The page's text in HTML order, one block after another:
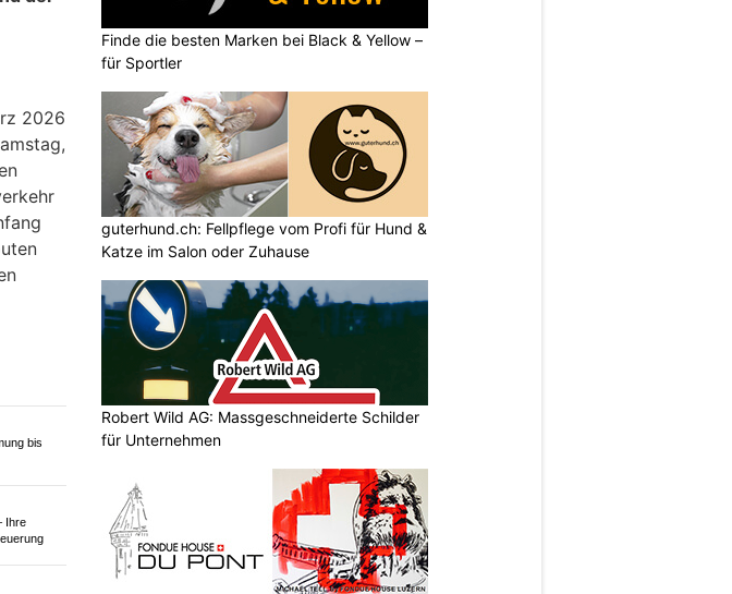
in
Finde die besten Marken bei Black & Yellow –
für Sportler
guterhund.ch: Fellpflege vom Profi für Hund &
Katze im Salon oder Zuhause
Robert Wild AG: Massgeschneiderte Schilder
für Unternehmen